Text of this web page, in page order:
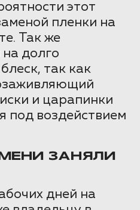
этот
пленки на
Так же
долго
так как
и царапинки
под воздействием
ЗАНЯЛИ
дней на